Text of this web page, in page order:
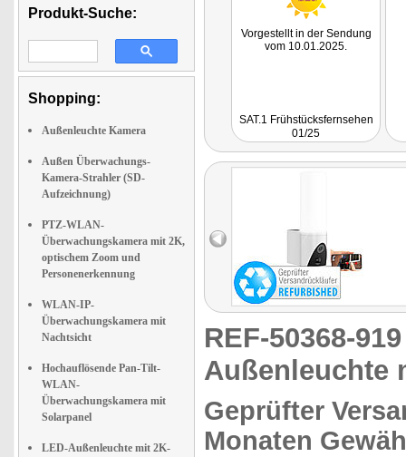
Produkt-Suche:
Shopping:
Außenleuchte Kamera
Außen Überwachungs-
Kamera-Strahler (SD-
Aufzeichnung)
PTZ-WLAN-
Überwachungskamera mit 2K,
optischem Zoom und
Personenerkennung
WLAN-IP-
Überwachungskamera mit
Nachtsicht
Hochauflösende Pan-Tilt-
WLAN-
Überwachungskamera mit
Solarpanel
LED-Außenleuchte mit 2K-
Vorgestellt in der Sendung
vom 10.01.2025.
SAT.1 Frühstücksfernsehen
01/25
REF-50368-
Außenleuchte
Geprüfter
Monaten